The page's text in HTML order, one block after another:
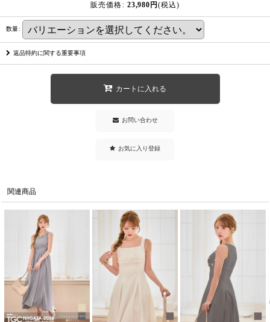
販売価格 : 23,980円(税込)
数量:
返品特約に関する重要事項
カートに入れる
お問い合わせ
お気に入り登録
関連商品